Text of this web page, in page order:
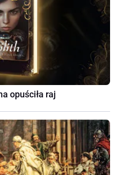
opuściła raj